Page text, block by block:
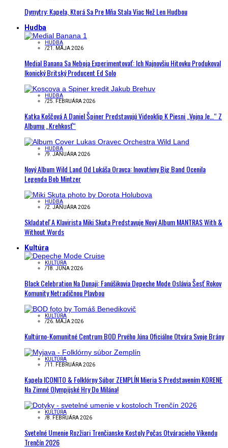
Dymytry: Kapela, Ktorá Sa Pre Mňa Stala Viac Než Len Hudbou
Hudba
HUDBA
/21. MÁJA 2026
Medial Banana Sa Neboja Experimentovať: Ich Najnovšiu Hitovku Produkoval
Ikonický Britský Producent Ed Solo
HUDBA
/25. FEBRUÁRA 2026
Katka Koščová A Daniel Špiner Predstavujú Videoklip K Piesni „Vojna Je…“ Z
Albumu „Krehkosť“
HUDBA
/9. JANUÁRA 2026
Nový Album Wild Land Od Lukáša Oravca: Inovatívny Big Band Ocenila
Legenda Bob Mintzer
HUDBA
/2. JANUÁRA 2026
Skladateľ A Klavirista Miki Skuta Predstavuje Nový Album MANTRAS With &
Without Words
Kultúra
KULTÚRA
/18. JÚNA 2026
Black Celebration Na Dunaji: Fanúšikovia Depeche Mode Oslávia Šesť Rokov
Komunity Netradičnou Plavbou
KULTÚRA
/26. MÁJA 2026
Kultúrno-Komunitné Centrum BOD Prvého Júna Oficiálne Otvára Svoje Brány
KULTÚRA
/11. FEBRUÁRA 2026
Kapela ICONITO & Folklórny Súbor ZEMPLÍN Mieria S Predstavením KORENE
Na Zimné Olympijské Hry Do Milána!
KULTÚRA
/8. FEBRUÁRA 2026
Svetelné Umenie Rozžiari Trenčianske Kostoly Počas Otváracieho Víkendu
Trenčín 2026